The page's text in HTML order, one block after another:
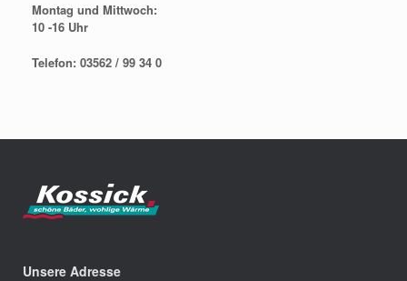
Montag und Mittwoch:
10 -16 Uhr
Telefon: 03562 / 99 34 0
Unsere Adresse